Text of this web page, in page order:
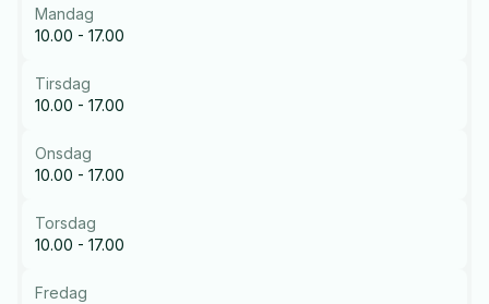
Mandag
10.00 - 17.00
Tirsdag
10.00 - 17.00
Onsdag
10.00 - 17.00
Torsdag
10.00 - 17.00
Fredag